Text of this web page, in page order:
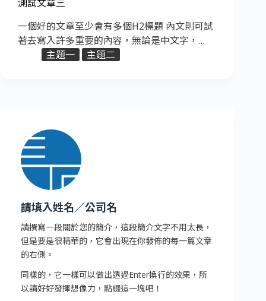
測試文章三
一個好的文章至少會有多個H2標題 內文則可試
著去寫入許多重要的內容，無論是中文字，…
主題一
主題二
請填入姓名／公司名
請撰寫一段關於您的簡介，這段簡介文字不用太長，
但是要是很精華的，它會出現在你發佈的每一篇文章
的右側。
同樣的，它一樣可以做出透過Enter換行的效果，所
以請好好發揮想像力，點綴這一塊吧！